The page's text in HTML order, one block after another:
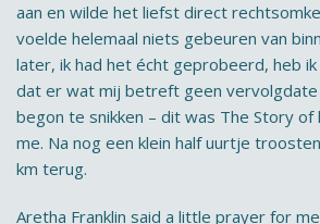
aan en wilde het liefst direct
voelde helemaal niets gebeuren van
later, ik had het écht geprobeerd, heb
dat er wat mij betreft geen vervolgdate
begon te snikken – dit was The Story
me. Na nog een klein half uurtje
km terug.
Aretha Franklin said a little prayer for